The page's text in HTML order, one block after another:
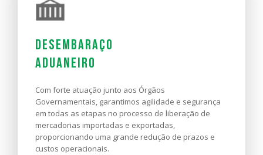
Desembaraço
Aduaneiro
Com forte atuação junto aos Órgãos
Governamentais, garantimos agilidade e segurança
em todas as etapas no processo de liberação de
mercadorias importadas e exportadas,
proporcionando uma grande redução de prazos e
custos operacionais.